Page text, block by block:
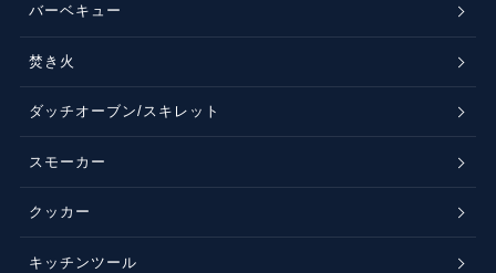
バーベキュー
焚き火
ダッチオーブン/スキレット
スモーカー
クッカー
キッチンツール